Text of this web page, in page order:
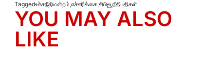
Taggedஉச்சநீதிமன்றம்,எச்சரிக்கை,சிபிஐ,நீதிபதிகள்
YOU MAY ALSO
LIKE